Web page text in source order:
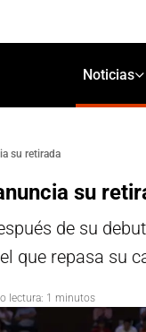
Noticias
su retirada
su
de su
que repasa su
lectura: 1 minutos